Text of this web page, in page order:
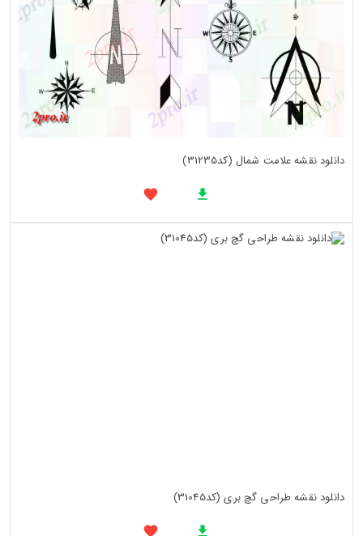
دانلود نقشه علامت شمال (کد31235)
دانلود نقشه طراحی گچ بری (کد31045)